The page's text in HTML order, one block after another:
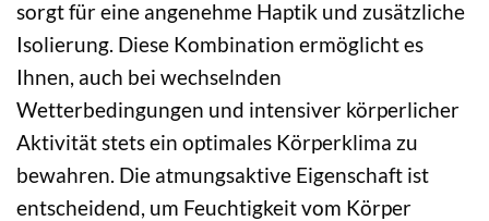
sorgt für eine angenehme Haptik und zusätzliche
Isolierung. Diese Kombination ermöglicht es
Ihnen, auch bei wechselnden
Wetterbedingungen und intensiver körperlicher
Aktivität stets ein optimales Körperklima zu
bewahren. Die atmungsaktive Eigenschaft ist
entscheidend, um Feuchtigkeit vom Körper